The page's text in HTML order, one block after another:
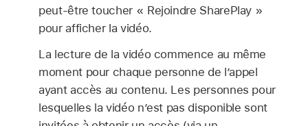
peut-être toucher « Rejoindre SharePlay »
pour afficher la vidéo.
La lecture de la vidéo commence au même
moment pour chaque personne de l’appel
ayant accès au contenu. Les personnes pour
lesquelles la vidéo n’est pas disponible sont